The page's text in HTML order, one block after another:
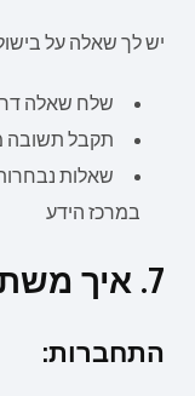
יש לך שאלה על
שלח שאלה
תקבל תשובה
שאלות נבחרות
במרכז הידע
7. איך משתמשים בפועל באתר?
התחברות: